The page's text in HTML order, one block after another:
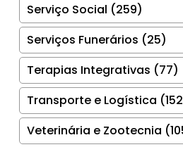
Serviço Social (259)
Serviços Funerários (25)
Terapias Integrativas (77)
Transporte e Logística
Veterinária e Zootecnia